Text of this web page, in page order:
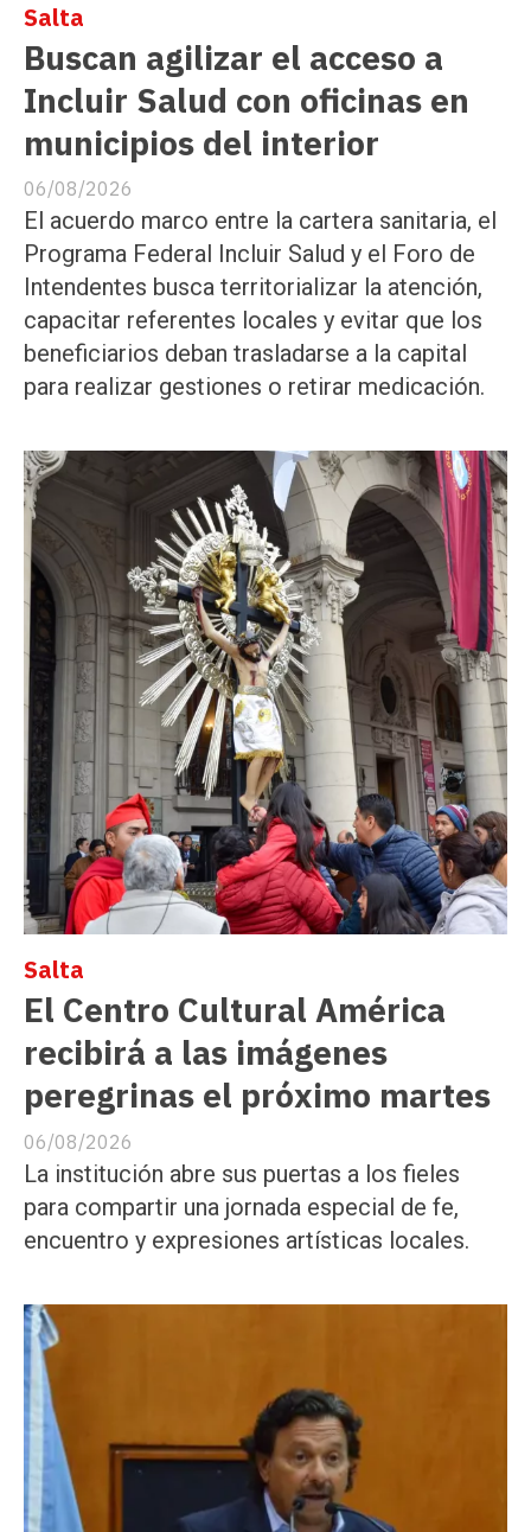
Buscan agilizar el acceso a
Incluir Salud con oficinas en
municipios del interior
Salta
06/08/2026
El acuerdo marco entre la cartera sanitaria, el
Programa Federal Incluir Salud y el Foro de
Intendentes busca territorializar la atención,
capacitar referentes locales y evitar que los
beneficiarios deban trasladarse a la capital
para realizar gestiones o retirar medicación.
El Centro Cultural América
recibirá a las imágenes
peregrinas el próximo martes
Salta
06/08/2026
La institución abre sus puertas a los fieles
para compartir una jornada especial de fe,
encuentro y expresiones artísticas locales.